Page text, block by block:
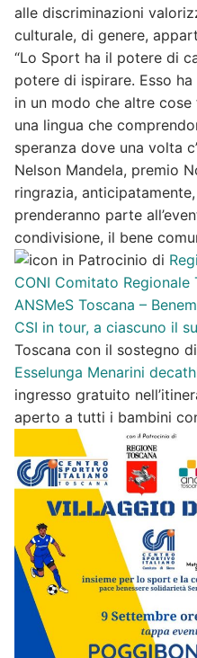
alle discriminazioni
culturale, di genere,
“Lo Sport ha il potere di
potere di ispirare. Esso
in un modo che altre
una lingua che
speranza dove una volta
Nelson Mandela, premio
ringrazia,
prenderanno parte
condivisione, il bene
con in Patrocinio di
CONI Comitato Regionale
ANSMeS Toscana –
CSI in tour, a ciascuno il
Toscana con il sostegno di
Esselunga Menarini
ingresso gratuito
aperto a tutti i bambini